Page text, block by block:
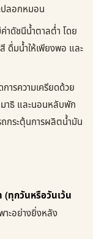
ปลอกหมอน
าดัชนีน้ำตาลต่ำ โดย
ดื่มน้ำให้เพียงพอ และ
การความเครียดด้วย
าธิ และนอนหลับพัก
ถกระตุ้นการผลิตน้ำมัน
(ทุกวันหรือวันเว้น
าะอย่างยิ่งหลัง